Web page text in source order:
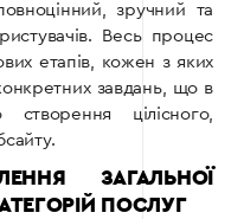
зручний та
Весь процес
етапів, кожен з яких
завдань, що в
цілісного,
ЗАГАЛЬНОЇ
ПОСЛУГ